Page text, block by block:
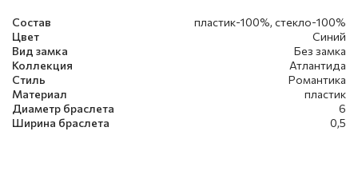
Состав
пластик-100%, стекло-100%
Цвет
Синий
Вид замка
Без замка
Коллекция
Атлантида
Стиль
Романтика
Материал
пластик
Диаметр браслета
6
Ширина браслета
0,5